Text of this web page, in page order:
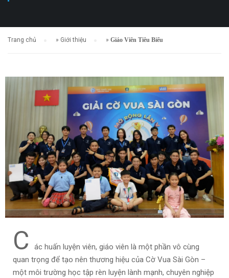
Trang chủ » Giới thiệu » Giáo Viên Tiêu Biểu
C
ác huấn luyện viên, giáo viên là một phần vô cùng
quan trọng để tạo nên thương hiệu của Cờ Vua Sài Gòn –
một môi trường học tập rèn luyện lành mạnh, chuyên nghiệp